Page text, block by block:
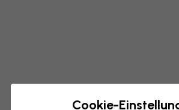
Cookie-